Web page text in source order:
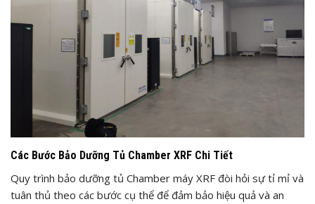
Các Bước Bảo Dưỡng Tủ Chamber XRF Chi Tiết
Quy trình bảo dưỡng tủ Chamber máy XRF đòi hỏi sự tỉ mỉ và
tuân thủ theo các bước cụ thể để đảm bảo hiệu quả và an